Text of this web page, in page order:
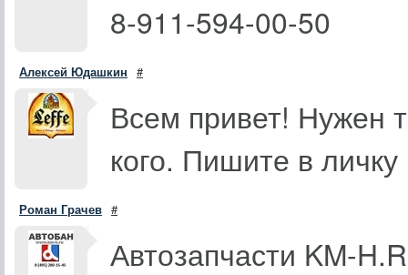
8-911-594-00-50
Алексей Юдашкин #
Всем привет! Нужен
кого. Пишите в личку
Роман Грачев #
Автозапчасти KM-